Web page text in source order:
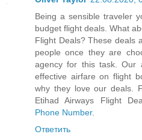
Being a sensible traveler
budget flight deals. What
Flight Deals? These deals
people once they are
agency for this task. Our
effective airfare on flight
why they love our deals.
Etihad Airways Flight
Phone Number.
Ответить